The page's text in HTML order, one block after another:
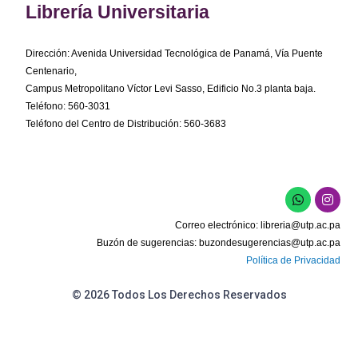
Librería Universitaria
Dirección: Avenida Universidad Tecnológica de Panamá, Vía Puente
Centenario,
Campus Metropolitano Víctor Levi Sasso, Edificio No.3 planta baja.
Teléfono: 560-3031
Teléfono del Centro de Distribución: 560-3683
W
h
a
t
s
a
p
I
n
s
t
a
g
r
Correo electrónico: libreria@utp.ac.pa
Buzón de sugerencias: buzondesugerencias@utp.ac.pa
Política de Privacidad
© 2026 Todos Los Derechos Reservados